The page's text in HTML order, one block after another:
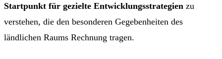
Startpunkt für gezielte Entwicklungsstrategien zu
verstehen, die den besonderen Gegebenheiten des
ländlichen Raums Rechnung tragen.